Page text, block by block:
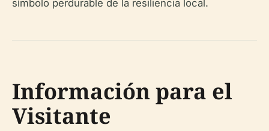
símbolo perdurable de la resiliencia local.
Información para el
Visitante